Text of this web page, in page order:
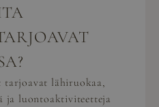
tarjoavat lähiruokaa,
ja luontoaktiviteetteja